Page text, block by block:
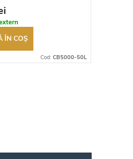
returnarea
autorizat
ÎN COŞ
Cod: CB5000-50L